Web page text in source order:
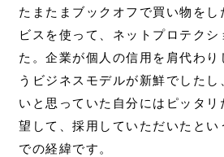
たまたまブックオフで買い物をし
ビスを使って、ネットプロテクシ
た。企業が個人の信用を肩代わり
うビジネスモデルが新鮮でしたし
いと思っていた自分にはピッタ
望して、採用していただいたとい
での経緯です。